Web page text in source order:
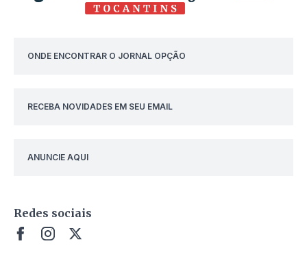
ONDE ENCONTRAR O JORNAL OPÇÃO
RECEBA NOVIDADES EM SEU EMAIL
ANUNCIE AQUI
Redes sociais